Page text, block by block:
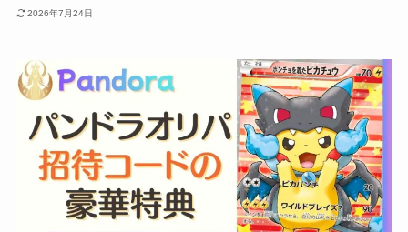
2026年7月24日